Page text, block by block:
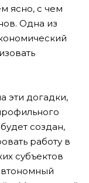
ясно, с чем
Одна из
эти догадки,
создан,
работу в
субъектов